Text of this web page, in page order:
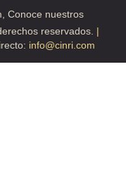
Conoce nuestros
reservados. |
info@cinri.com